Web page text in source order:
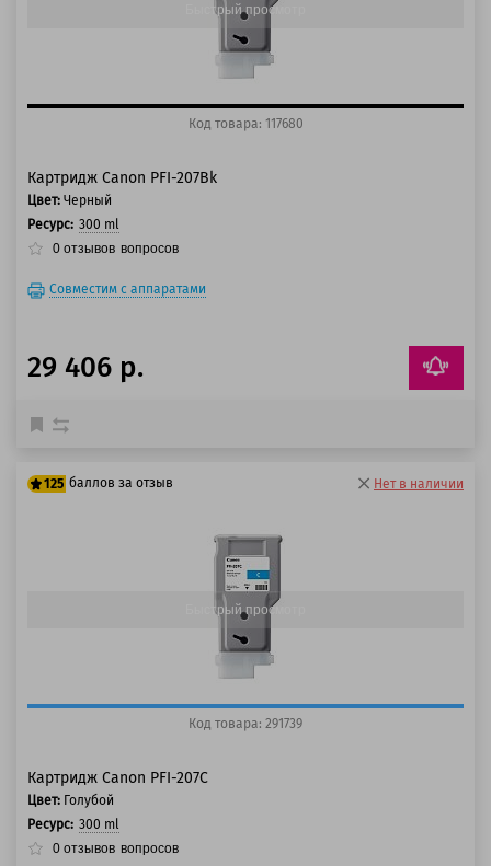
Быстрый просмотр
Код товара: 117680
Картридж Canon PFI-207Bk
Цвет: Черный
Ресурс: 300 ml
0 отзывов вопросов
Совместим с аппаратами
29 406 р.
125 баллов за отзыв Нет в наличии
Быстрый просмотр
Код товара: 291739
Картридж Canon PFI-207C
Цвет: Голубой
Ресурс: 300 ml
0 отзывов вопросов